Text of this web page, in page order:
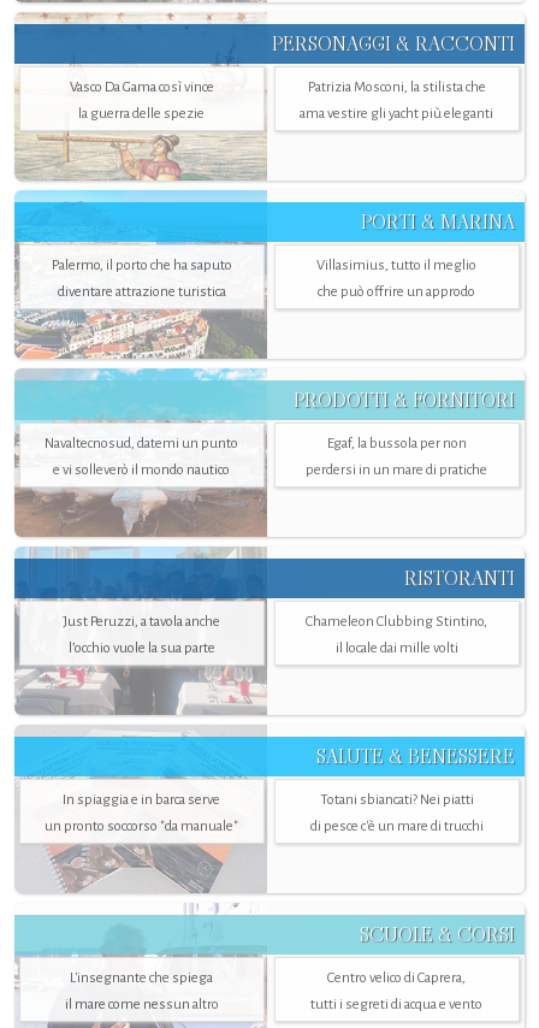
PERSONAGGI & RACCONTI
Vasco Da Gama così vince
la guerra delle spezie
Patrizia Mosconi, la stilista che
ama vestire gli yacht più eleganti
PORTI & MARINA
Palermo, il porto che ha saputo
diventare attrazione turistica
Villasimius, tutto il meglio
che può offrire un approdo
PRODOTTI & FORNITORI
Navaltecnosud, datemi un punto
e vi solleverò il mondo nautico
Egaf, la bussola per non
perdersi in un mare di pratiche
RISTORANTI
Just Peruzzi, a tavola anche
l’occhio vuole la sua parte
Chameleon Clubbing Stintino,
il locale dai mille volti
SALUTE & BENESSERE
In spiaggia e in barca serve
un pronto soccorso "da manuale"
Totani sbiancati? Nei piatti
di pesce c'è un mare di trucchi
SCUOLE & CORSI
L'insegnante che spiega
il mare come nessun altro
Centro velico di Caprera,
tutti i segreti di acqua e vento